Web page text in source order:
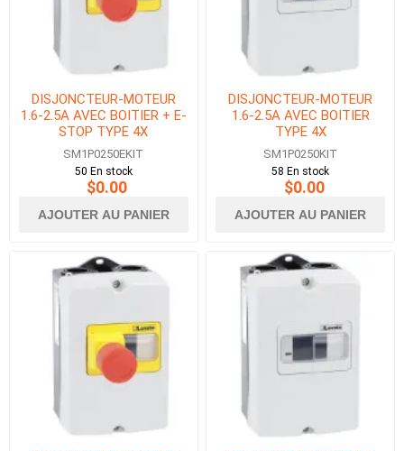
DISJONCTEUR-MOTEUR
1.6-2.5A AVEC BOITIER + E-
STOP TYPE 4X
SM1P0250EKIT
50 En stock
$0.00
AJOUTER AU PANIER
DISJONCTEUR-MOTEUR
1.6-2.5A AVEC BOITIER
TYPE 4X
SM1P0250KIT
58 En stock
$0.00
AJOUTER AU PANIER